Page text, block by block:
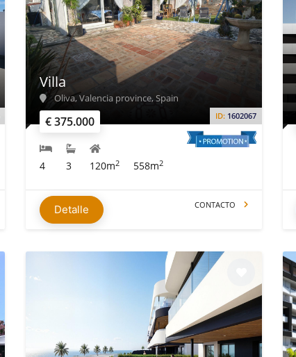
€ 375.000 ID: 1602067
Villa
Oliva, Valencia province, Spain
4 3 120m2 558m2
Detalle CONTACTO